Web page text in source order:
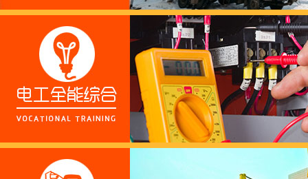
养老护理员培训——提
十二月：保持热爱，成
跟“emo”说拜拜！